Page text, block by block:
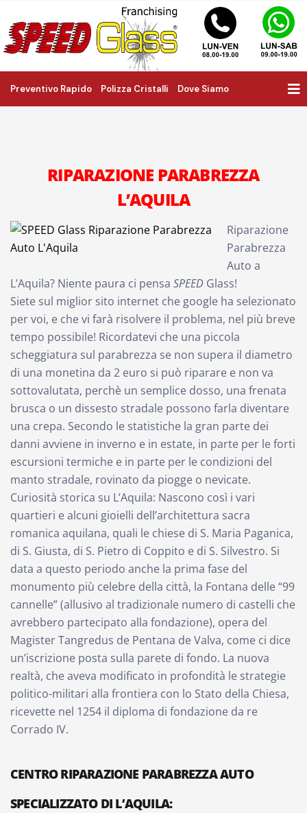
Preventivo Rapido Polizza Cristalli Dove Siamo
RIPARAZIONE PARABREZZA
L’AQUILA
Riparazione
Parabrezza
Auto a
L’Aquila? Niente paura ci pensa SPEED Glass!
Siete sul miglior sito internet che google ha selezionato
per voi, e che vi farà risolvere il problema, nel più breve
tempo possibile! Ricordatevi che una piccola
scheggiatura sul parabrezza se non supera il diametro
di una monetina da 2 euro si può riparare e non va
sottovalutata, perchè un semplice dosso, una frenata
brusca o un dissesto stradale possono farla diventare
una crepa. Secondo le statistiche la gran parte dei
danni avviene in inverno e in estate, in parte per le forti
escursioni termiche e in parte per le condizioni del
manto stradale, rovinato da piogge o nevicate.
Curiosità storica su L’Aquila: Nascono così i vari
quartieri e alcuni gioielli dell’architettura sacra
romanica aquilana, quali le chiese di S. Maria Paganica,
di S. Giusta, di S. Pietro di Coppito e di S. Silvestro. Si
data a questo periodo anche la prima fase del
monumento più celebre della città, la Fontana delle “99
cannelle” (allusivo al tradizionale numero di castelli che
avrebbero partecipato alla fondazione), opera del
Magister Tangredus de Pentana de Valva, come ci dice
un’iscrizione posta sulla parete di fondo. La nuova
realtà, che aveva modificato in profondità le strategie
politico-militari alla frontiera con lo Stato della Chiesa,
ricevette nel 1254 il diploma di fondazione da re
Corrado IV.
CENTRO RIPARAZIONE PARABREZZA AUTO
SPECIALIZZATO DI L’AQUILA: